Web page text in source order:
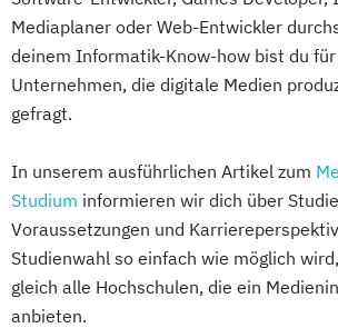
Mediaplaner oder Web-Entwickler
deinem Informatik-Know-how bist du
Unternehmen, die digitale Medien
gefragt.
In unserem ausführlichen Artikel zum
Studium informieren wir dich über
Voraussetzungen und
Studienwahl so einfach wie möglich
gleich alle Hochschulen, die ein
anbieten.